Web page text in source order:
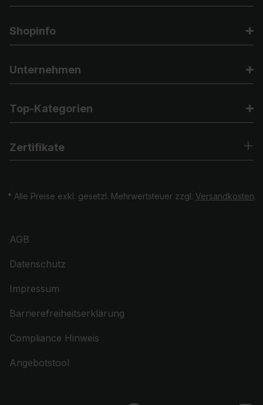
Shopinfo
Unternehmen
Top-Kategorien
Zertifikate
* Alle Preise exkl. gesetzl. Mehrwertsteuer zzgl. Versandkosten.
AGB
Datenschutz
Impressum
Barrierefreiheitserklärung
Compliance Hinweis
Angebotstool